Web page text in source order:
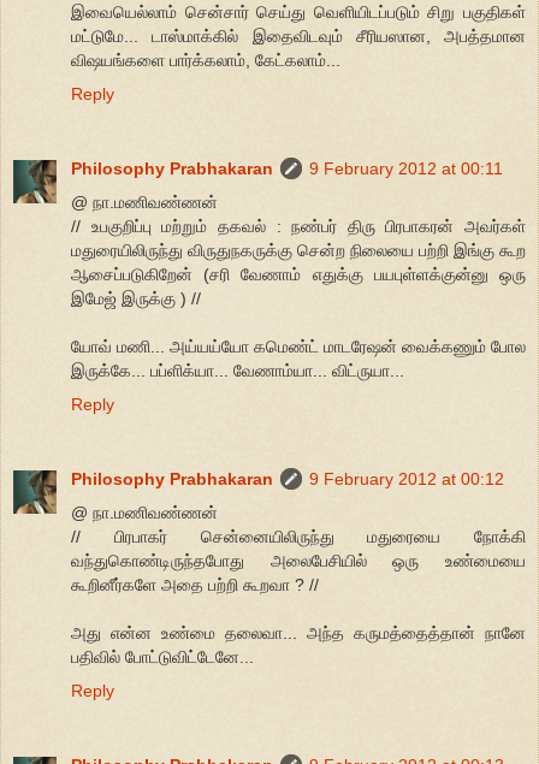
இவையெல்லாம் சென்சார் செய்து வெளியிடப்படும் சிறு பகுதிகள்
மட்டுமே... டாஸ்மாக்கில் இதைவிடவும் சீரியஸான, அபத்தமான
விஷயங்களை பார்க்கலாம், கேட்கலாம்...
Reply
Philosophy Prabhakaran
9 February 2012 at 00:11
@ நா.மணிவண்ணன்
// உபகுறிப்பு மற்றும் தகவல் : நண்பர் திரு பிரபாகரன் அவர்கள்
மதுரையிலிருந்து விருதுநகருக்கு சென்ற நிலையை பற்றி இங்கு கூற
ஆசைப்படுகிறேன் (சரி வேணாம் எதுக்கு பயபுள்ளக்குன்னு ஒரு
இமேஜ் இருக்கு ) //
யோவ் மணி... அய்யய்யோ கமெண்ட் மாடரேஷன் வைக்கணும் போல
இருக்கே... பப்ளிக்யா... வேணாம்யா... விட்ருயா...
Reply
Philosophy Prabhakaran
9 February 2012 at 00:12
@ நா.மணிவண்ணன்
// பிரபாகர் சென்னையிலிருந்து மதுரையை நோக்கி
வந்துகொண்டிருந்தபோது அலைபேசியில் ஒரு உண்மையை
கூறினீர்களே அதை பற்றி கூறவா ? //
அது என்ன உண்மை தலைவா... அந்த கருமத்தைத்தான் நானே
பதிவில் போட்டுவிட்டேனே...
Reply